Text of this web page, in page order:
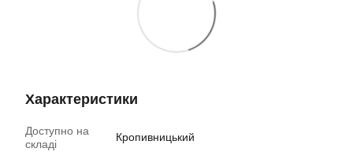
Характеристики
Доступно на
складі
Кропивницький